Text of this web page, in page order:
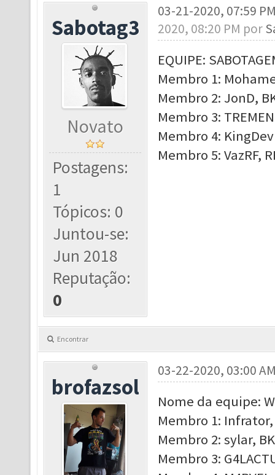
Sabotag3
Novato
Postagens:
1
Tópicos: 0
Juntou-se:
Jun 2018
Reputação:
0
03-21-2020, 07:59
2020, 08:20 PM por
EQUIPE:
Membro 1:
Membro 2: JonD,
Membro 3:
Membro 4:
Membro 5: VazRF,
Encontrar
brofazsol
03-22-2020, 03:00
Nome da equipe:
Membro 1:
Membro 2: sylar,
Membro 3: